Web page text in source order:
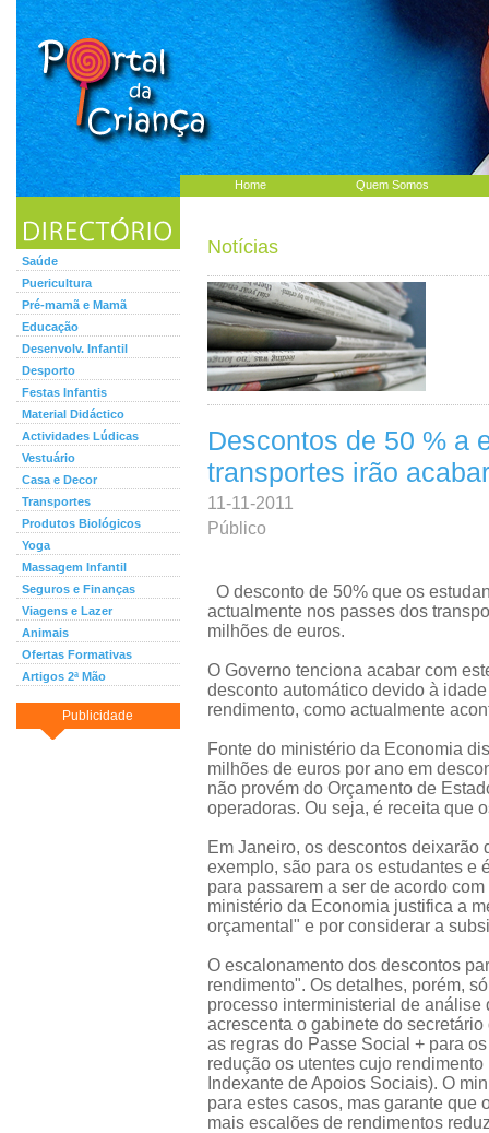
Home Quem Somos
Saúde
Puericultura
Pré-mamã e Mamã
Educação
Desenvolv. Infantil
Desporto
Festas Infantis
Material Didáctico
Actividades Lúdicas
Vestuário
Casa e Decor
Transportes
Produtos Biológicos
Yoga
Massagem Infantil
Seguros e Finanças
Viagens e Lazer
Animais
Ofertas Formativas
Artigos 2ª Mão
Publicidade
Notícias
Descontos de 50 % a
transportes irão acabar
11-11-2011
Público
O desconto de 50% que os
actualmente nos passes dos
milhões de euros.
O Governo tenciona acabar com
desconto automático devido à
rendimento, como actualmente
Fonte do ministério da Economia
milhões de euros por ano em
não provém do Orçamento de
operadoras. Ou seja, é receita que
Em Janeiro, os descontos deixarão
exemplo, são para os estudantes e
para passarem a ser de acordo
ministério da Economia justifica a
orçamental" e por considerar a
O escalonamento dos descontos
rendimento". Os detalhes, porém,
processo interministerial de análise
acrescenta o gabinete do
as regras do Passe Social + para
redução os utentes cujo
Indexante de Apoios Sociais). O
para estes casos, mas garante que
mais escalões de rendimentos